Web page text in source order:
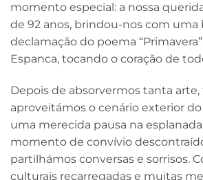
momento especial: a nossa
de 92 anos, brindou-nos com uma
declamação do poema
Espanca, tocando o coração de
Depois de absorvermos tanta arte,
aproveitámos o cenário exterior do
uma merecida pausa na
momento de convívio
partilhámos conversas e sorrisos.
culturais recarregadas e muitas